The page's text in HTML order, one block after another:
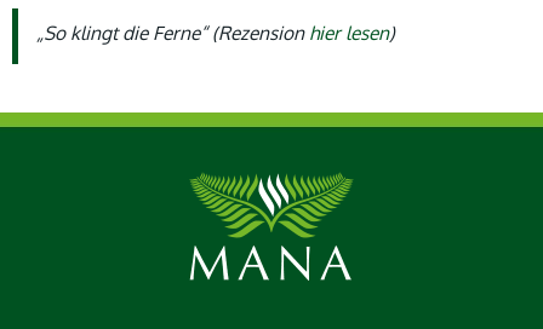
„So klingt die Ferne“ (Rezension hier lesen)